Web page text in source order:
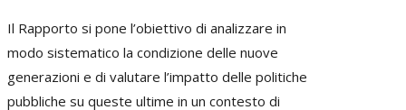
Il Rapporto si pone l’obiettivo di analizzare in
modo sistematico la condizione delle nuove
generazioni e di valutare l’impatto delle politiche
pubbliche su queste ultime in un contesto di